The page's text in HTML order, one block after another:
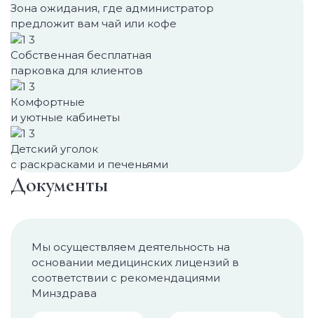
Зона ожидания, где администратор
предложит вам чай или кофе
Собственная бесплатная
парковка для клиентов
Комфортные
и уютные кабинеты
Детский уголок
с раскрасками и печеньями
Документы
Мы осуществляем деятельность на
основании медицинских лицензий в
соответствии с рекомендациями
Минздрава